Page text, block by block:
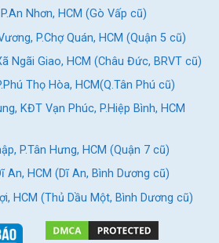
Nhơn, HCM (Gò Vấp cũ)
P.Chợ Quán, HCM (Quận 5 cũ)
Ngãi Giao, HCM (Châu Đức, BRVT cũ)
Thọ Hòa, HCM(Q.Tân Phú cũ)
KĐT Vạn Phúc, P.Hiệp Bình, HCM
P.Tân Hưng, HCM (Quận 7 cũ)
An, HCM (Dĩ An, Bình Dương cũ)
HCM (Thủ Dầu Một, Bình Dương cũ)